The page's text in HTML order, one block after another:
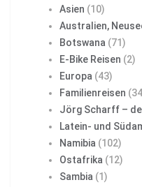
Asien (10)
Australien,
Botswana (71)
E-Bike Reisen (2)
Europa (43)
Familienreisen
Jörg Scharff –
Latein- und
Namibia (102)
Ostafrika (12)
Sambia (1)